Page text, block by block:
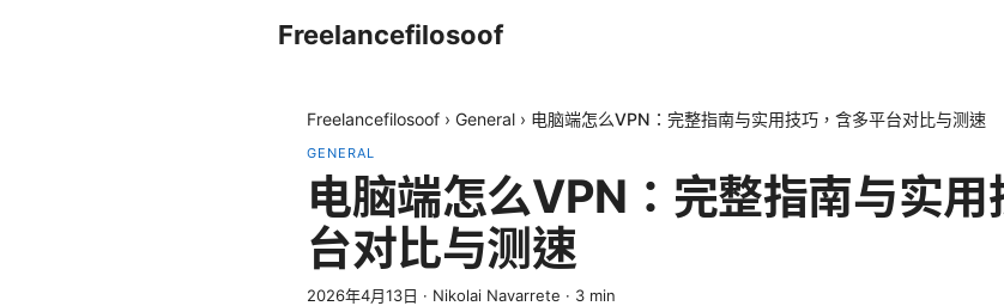
Freelancefilosoof
Freelancefilosoof › General › 电脑端怎么VPN：完整指南与实用技巧，含多平台对比与测速
GENERAL
电脑端怎么VPN：完整指南与实
台对比与测速
2026年4月13日 · Nikolai Navarrete · 3 min